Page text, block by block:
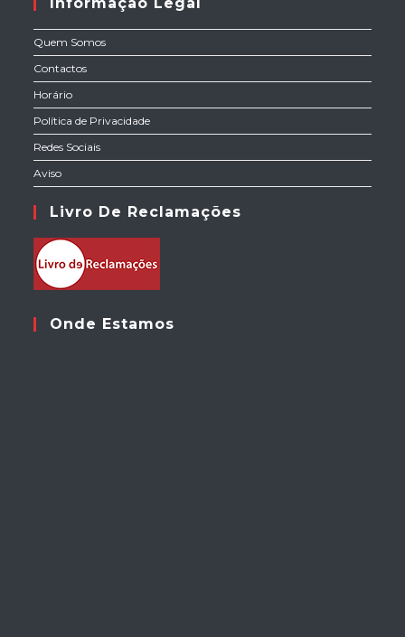
Quem Somos
Contactos
Horário
Política de Privacidade
Redes Sociais
Aviso
Livro De Reclamações
Onde Estamos